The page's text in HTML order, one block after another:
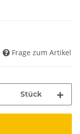
Frage zum Artikel
Stück